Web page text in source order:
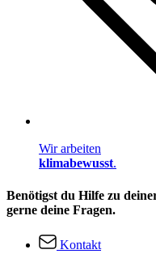
Wir arbeiten
klimabewusst.
Benötigst du Hilfe zu
gerne deine Fragen.
Kontakt